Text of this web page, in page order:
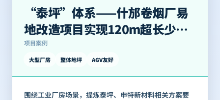
“泰坪”体系——什邡卷烟厂易
地改造项目实现120m超长少缝
整体地坪
项目案例
大型厂房 整体地坪 AGV友好
围绕工业厂房场景，提炼泰坪、申特新材料相关方案要